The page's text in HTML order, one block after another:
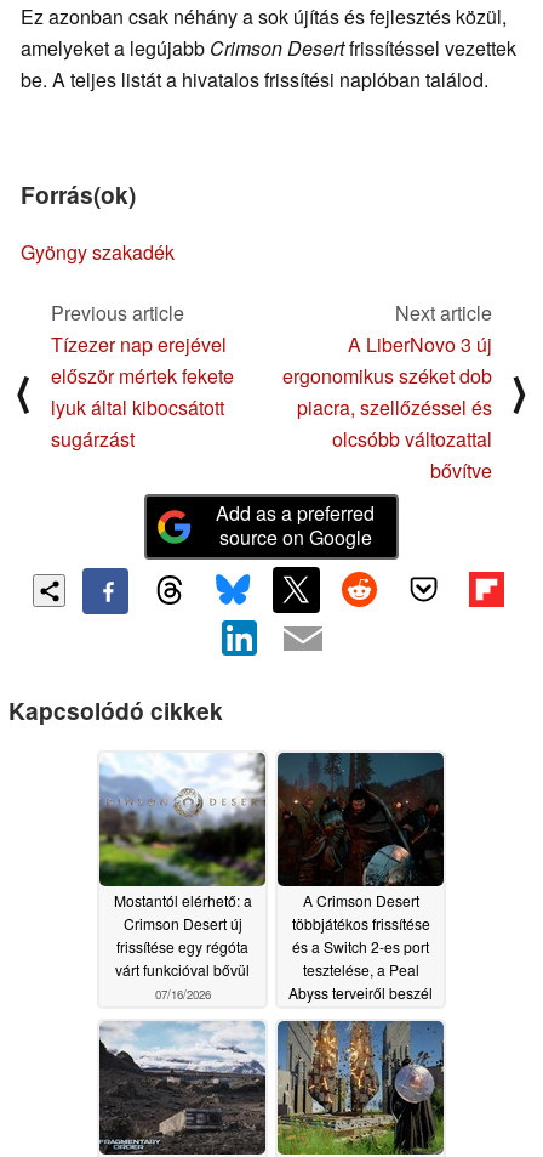
Ez azonban csak néhány a sok újítás és fejlesztés közül,
amelyeket a legújabb Crimson Desertfrissítéssel vezettek
be. A teljes listát a hivatalos frissítési naplóban találod.
Forrás(ok)
Gyöngy szakadék
⟨
Previous article
Tízezer nap erejével
először mértek fekete
lyuk által kibocsátott
sugárzást
Next article
A LiberNovo 3 új
ergonomikus széket dob
piacra, szellőzéssel és
olcsóbb változattal
bővítve
⟩
Add as a preferred
source on Google
Kapcsolódó cikkek
Mostantól elérhető: a
Crimson Desert új
frissítése egy régóta
várt funkcióval bővül
07/16/2026
A Crimson Desert
többjátékos frissítése
és a Switch 2-es port
tesztelése, a Peal
Abyss terveiről beszél
07/09/2026